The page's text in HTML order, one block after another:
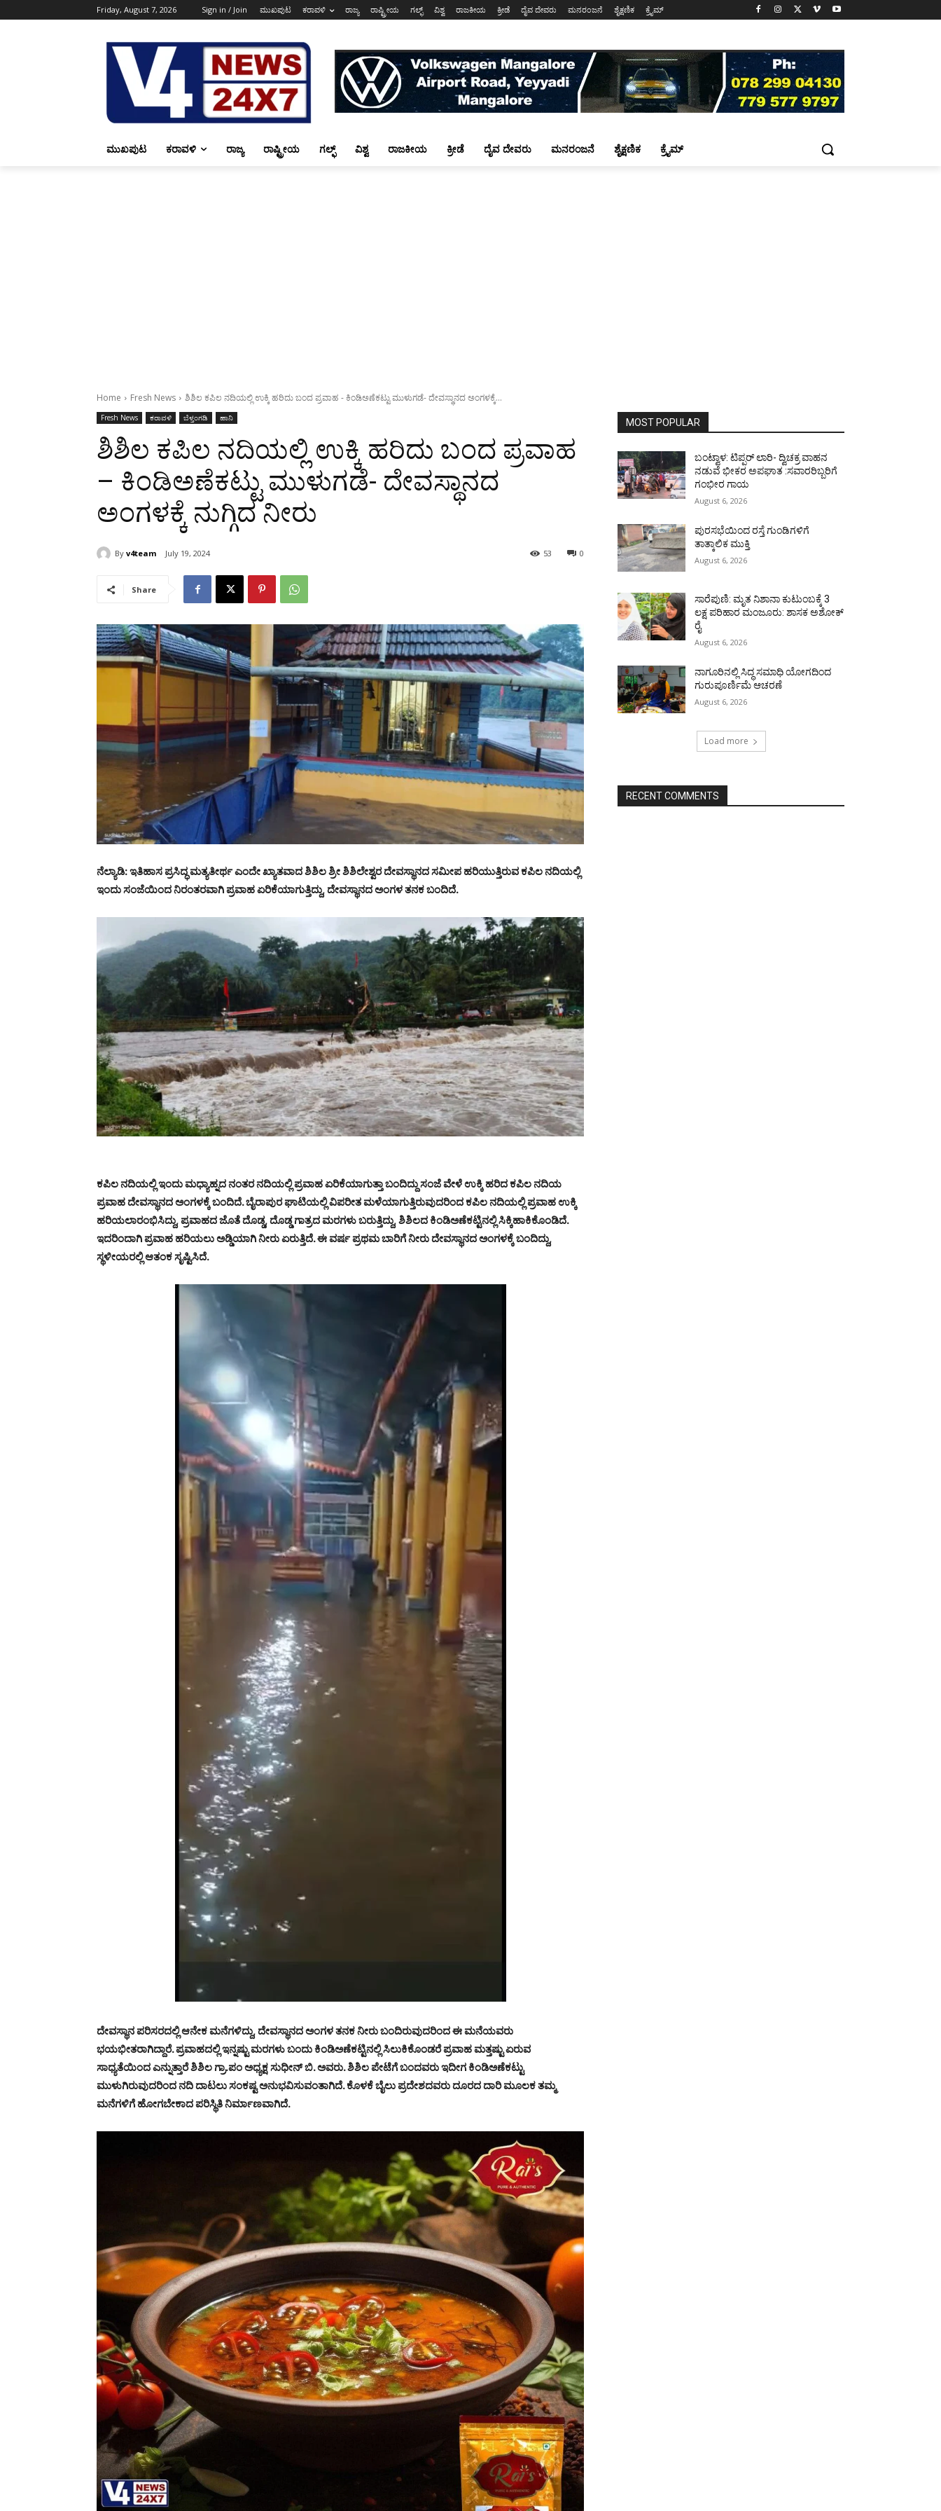
Friday, August 7, 2026 Sign in / Join ಮುಖಪುಟ ಕರಾವಳಿ ರಾಜ್ಯ ರಾಷ್ಟ್ರೀಯ ಗಲ್ಫ್ ವಿಶ್ವ ರಾಜಕೀಯ ಕ್ರೀಡೆ ದೈವ ದೇವರು ಮನರಂಜನೆ ಶೈಕ್ಷಣಿಕ ಕ್ರೈಮ್
ಮುಖಪುಟ ಕರಾವಳಿ ರಾಜ್ಯ ರಾಷ್ಟ್ರೀಯ ಗಲ್ಫ್ ವಿಶ್ವ ರಾಜಕೀಯ ಕ್ರೀಡೆ ದೈವ ದೇವರು ಮನರಂಜನೆ ಶೈಕ್ಷಣಿಕ ಕ್ರೈಮ್
Home Fresh News ಶಿಶಿಲ ಕಪಿಲ ನದಿಯಲ್ಲಿ ಉಕ್ಕಿ ಹರಿದು ಬಂದ ಪ್ರವಾಹ - ಕಿಂಡಿಅಣೆಕಟ್ಟು ಮುಳುಗಡೆ- ದೇವಸ್ಥಾನದ ಅಂಗಳಕ್ಕೆ...
Fresh News ಕರಾವಳಿ ಬೆಳ್ತಂಗಡಿ ಹಾನಿ
ಶಿಶಿಲ ಕಪಿಲ ನದಿಯಲ್ಲಿ ಉಕ್ಕಿ ಹರಿದು ಬಂದ ಪ್ರವಾಹ
– ಕಿಂಡಿಅಣೆಕಟ್ಟು ಮುಳುಗಡೆ- ದೇವಸ್ಥಾನದ
ಅಂಗಳಕ್ಕೆ ನುಗ್ಗಿದ ನೀರು
By v4team July 19, 2024 0
53
Share
ನೆಲ್ಯಾಡಿ: ಇತಿಹಾಸ ಪ್ರಸಿದ್ಧ ಮತ್ಯತೀರ್ಥ ಎಂದೇ ಖ್ಯಾತವಾದ ಶಿಶಿಲ ಶ್ರೀ ಶಿಶಿಲೇಶ್ವರ ದೇವಸ್ಥಾನದ ಸಮೀಪ ಹರಿಯುತ್ತಿರುವ ಕಪಿಲ ನದಿಯಲ್ಲಿ
ಇಂದು ಸಂಜೆಯಿಂದ ನಿರಂತರವಾಗಿ ಪ್ರವಾಹ ಏರಿಕೆಯಾಗುತ್ತಿದ್ದು, ದೇವಸ್ಥಾನದ ಅಂಗಳ ತನಕ ಬಂದಿದೆ.
ಕಪಿಲ ನದಿಯಲ್ಲಿ ಇಂದು ಮಧ್ಯಾಹ್ನದ ನಂತರ ನದಿಯಲ್ಲಿ ಪ್ರವಾಹ ಏರಿಕೆಯಾಗುತ್ತಾ ಬಂದಿದ್ದು ಸಂಜೆ ವೇಳೆ ಉಕ್ಕಿ ಹರಿದ ಕಪಿಲ ನದಿಯ
ಪ್ರವಾಹ ದೇವಸ್ಥಾನದ ಅಂಗಳಕ್ಕೆ ಬಂದಿದೆ. ಬೈರಾಪುರ ಘಾಟಿಯಲ್ಲಿ ವಿಪರೀತ ಮಳೆಯಾಗುತ್ತಿರುವುದರಿಂದ ಕಪಿಲ ನದಿಯಲ್ಲಿ ಪ್ರವಾಹ ಉಕ್ಕಿ
ಹರಿಯಲಾರಂಭಿಸಿದ್ದು, ಪ್ರವಾಹದ ಜೊತೆ ದೊಡ್ಡ, ದೊಡ್ಡ ಗಾತ್ರದ ಮರಗಳು ಬರುತ್ತಿದ್ದು, ಶಿಶಿಲದ ಕಿಂಡಿಅಣೆಕಟ್ಟಿನಲ್ಲಿ ಸಿಕ್ಕಿಹಾಕಿಕೊಂಡಿದೆ.
ಇದರಿಂದಾಗಿ ಪ್ರವಾಹ ಹರಿಯಲು ಅಡ್ಡಿಯಾಗಿ ನೀರು ಏರುತ್ತಿದೆ. ಈ ವರ್ಷ ಪ್ರಥಮ ಬಾರಿಗೆ ನೀರು ದೇವಸ್ಥಾನದ ಅಂಗಳಕ್ಕೆ ಬಂದಿದ್ದು,
ಸ್ಥಳೀಯರಲ್ಲಿ ಆತಂಕ ಸೃಷ್ಟಿಸಿದೆ.
ದೇವಸ್ಥಾನ ಪರಿಸರದಲ್ಲಿ ಆನೇಕ ಮನೆಗಳಿದ್ದು, ದೇವಸ್ಥಾನದ ಅಂಗಳ ತನಕ ನೀರು ಬಂದಿರುವುದರಿಂದ ಈ ಮನೆಯವರು
ಭಯಭೀತರಾಗಿದ್ದಾರೆ. ಪ್ರವಾಹದಲ್ಲಿ ಇನ್ನಷ್ಟು ಮರಗಳು ಬಂದು ಕಿಂಡಿಅಣೆಕಟ್ಟಿನಲ್ಲಿ ಸಿಲುಕಿಕೊಂಡರೆ ಪ್ರವಾಹ ಮತ್ತಷ್ಟು ಏರುವ
ಸಾಧ್ಯತೆಯಿಂದ ಎನ್ನುತ್ತಾರೆ ಶಿಶಿಲ ಗ್ರಾ.ಪಂ ಅಧ್ಯಕ್ಷ ಸುಧೀನ್ ಬಿ. ಅವರು. ಶಿಶಿಲ ಪೇಟೆಗೆ ಬಂದವರು ಇದೀಗ ಕಿಂಡಿಅಣೆಕಟ್ಟು
ಮುಳುಗಿರುವುದರಿಂದ ನದಿ ದಾಟಲು ಸಂಕಷ್ಟ ಅನುಭವಿಸುವಂತಾಗಿದೆ. ಕೊಳಕೆ ಬೈಲು ಪ್ರದೇಶದವರು ದೂರದ ದಾರಿ ಮೂಲಕ ತಮ್ಮ
ಮನೆಗಳಿಗೆ ಹೋಗಬೇಕಾದ ಪರಿಸ್ಥಿತಿ ನಿರ್ಮಾಣವಾಗಿದೆ.
MOST POPULAR
ಬಂಟ್ವಾಳ: ಟಿಪ್ಪರ್ ಲಾರಿ- ದ್ವಿಚಕ್ರ ವಾಹನ
ನಡುವೆ ಭೀಕರ ಅಪಘಾತ :ಸವಾರರಿಬ್ಬರಿಗೆ
ಗಂಭೀರ ಗಾಯ
August 6, 2026
ಪುರಸಭೆಯಿಂದ ರಸ್ತೆ ಗುಂಡಿಗಳಿಗೆ
ತಾತ್ಕಾಲಿಕ ಮುಕ್ತಿ
August 6, 2026
ಸಾರೆಪುಣಿ: ಮೃತ ನಿಶಾನಾ ಕುಟುಂಬಕ್ಕೆ 3
ಲಕ್ಷ ಪರಿಹಾರ ಮಂಜೂರು: ಶಾಸಕ ಅಶೋಕ್
ರೈ
August 6, 2026
ನಾಗೂರಿನಲ್ಲಿ ಸಿದ್ಧ ಸಮಾಧಿ ಯೋಗದಿಂದ
ಗುರುಪೂರ್ಣಿಮೆ ಆಚರಣೆ
August 6, 2026
Load more
RECENT COMMENTS